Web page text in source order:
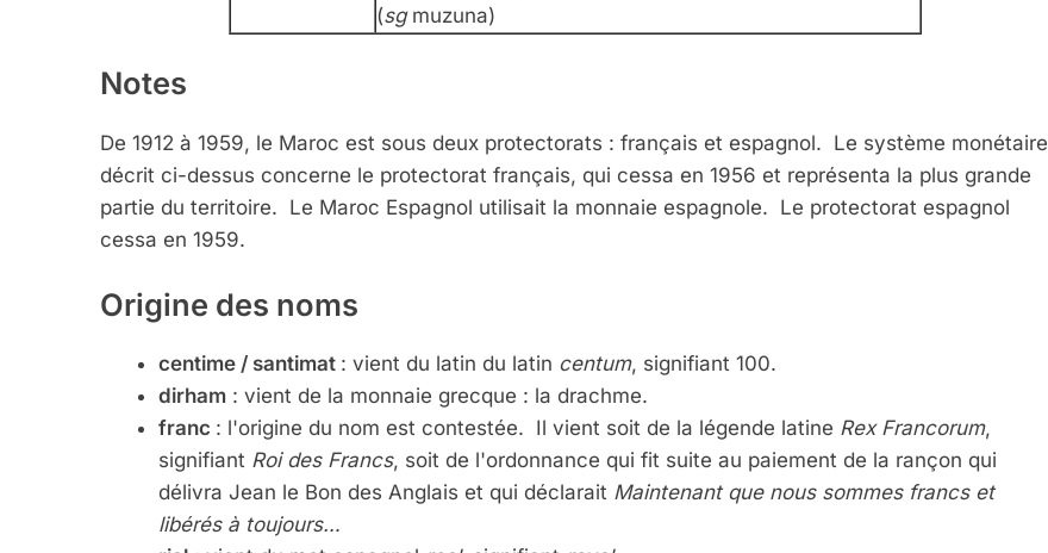
(sgmuzuna)
Notes
De 1912 à 1959, le Maroc est sous deux protectorats : français et espagnol. Le système monétaire
décrit ci-dessus concerne le protectorat français, qui cessa en 1956 et représenta la plus grande
partie du territoire. Le Maroc Espagnol utilisait la monnaie espagnole. Le protectorat espagnol
cessa en 1959.
Origine des noms
centime / santimat : vient du latin du latin centum, signifiant 100.
dirham: vient de la monnaie grecque : la drachme.
franc : l'origine du nom est contestée. Il vient soit de la légende latine Rex Francorum,
signifiant Roi des Francs, soit de l'ordonnance qui fit suite au paiement de la rançon qui
délivra Jean le Bon des Anglais et qui déclarait Maintenant que nous sommes francs et
libérés à toujours…